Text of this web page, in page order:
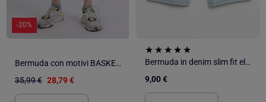
-20%
Bermuda con motivi BASKEL-J
35,99 € 28,79 €
Bermuda in denim slim fit elasticizzato in cotone
9,00 €